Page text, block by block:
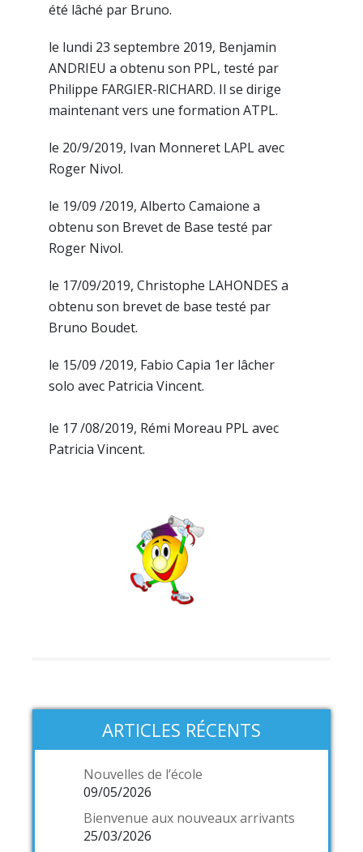
été lâché par Bruno.
le lundi 23 septembre 2019, Benjamin
ANDRIEU a obtenu son PPL, testé par
Philippe FARGIER-RICHARD. Il se dirige
maintenant vers une formation ATPL.
le 20/9/2019, Ivan Monneret LAPL avec
Roger Nivol.
le 19/09 /2019, Alberto Camaione a
obtenu son Brevet de Base testé par
Roger Nivol.
le 17/09/2019, Christophe LAHONDES a
obtenu son brevet de base testé par
Bruno Boudet.
le 15/09 /2019, Fabio Capia 1er lâcher
solo avec Patricia Vincent.
le 17 /08/2019, Rémi Moreau PPL avec
Patricia Vincent.
ARTICLES RÉCENTS
Nouvelles de l’école
09/05/2026
Bienvenue aux nouveaux arrivants
25/03/2026